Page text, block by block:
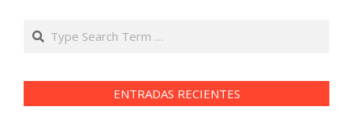
Search
ENTRADAS RECIENTES